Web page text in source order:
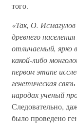
того.
«Так, О.
древнего
отличаемый, ярко
какой-либо
первом этапе
генетическая
народах ученый
Следовательно,
было проведено